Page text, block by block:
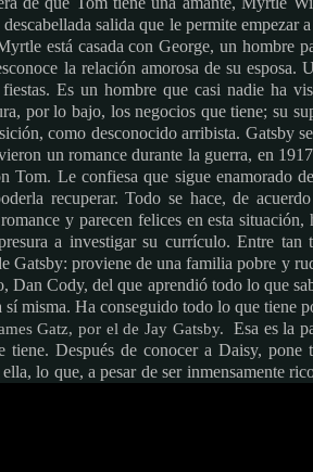
salida que le permite empezar
está casada con George, un hombre
la relación amorosa de su
Es un hombre que casi nadie ha
por lo bajo, los negocios que tiene; su
como desconocido arribista. Gatsby
un romance durante la guerra, en
Tom. Le confiesa que sigue enamorado
recuperar. Todo se hace, de
y parecen felices en esta
a investigar su currículo. Entre
Gatsby: proviene de una familia pobre y
Dan Cody, del que aprendió todo lo que
sí misma. Ha conseguido todo lo que tiene
Gatz, por el de Jay Gatsby.
Esa es la
tiene. Después de conocer a Daisy, pone
ella, lo que, a pesar de ser inmensamente